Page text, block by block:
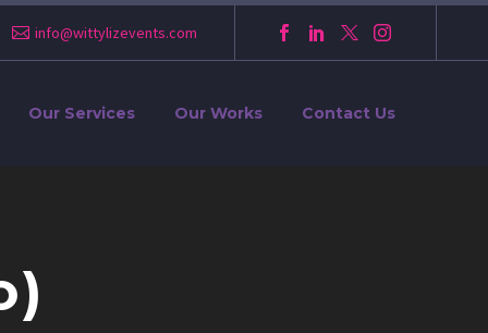
info@wittylizevents.com
Our Services Our Works Contact Us